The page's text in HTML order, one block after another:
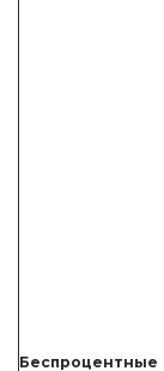
Беспроцентные